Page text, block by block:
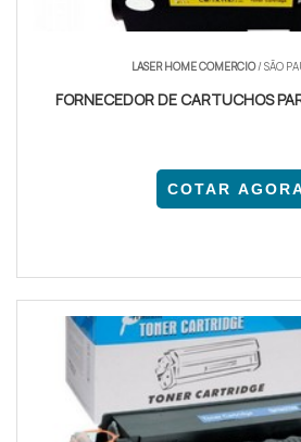
LASER HOME COMERCIO/ SÃO
FORNECEDOR DE CARTUCHOS
COTAR